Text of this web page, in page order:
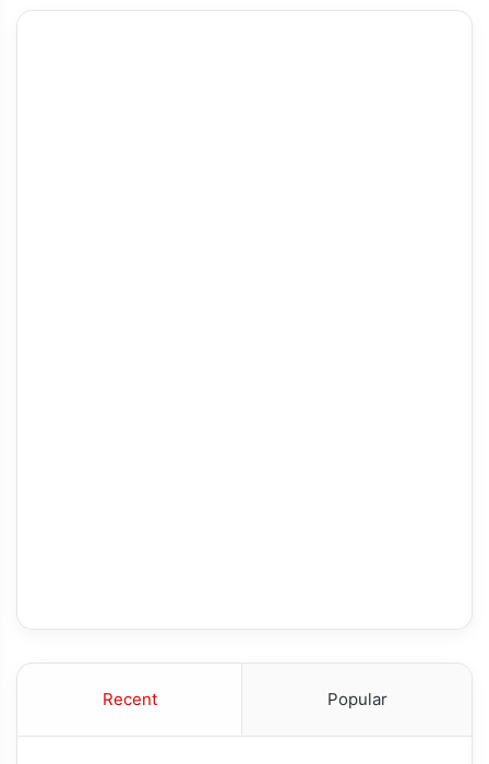
Recent Popular